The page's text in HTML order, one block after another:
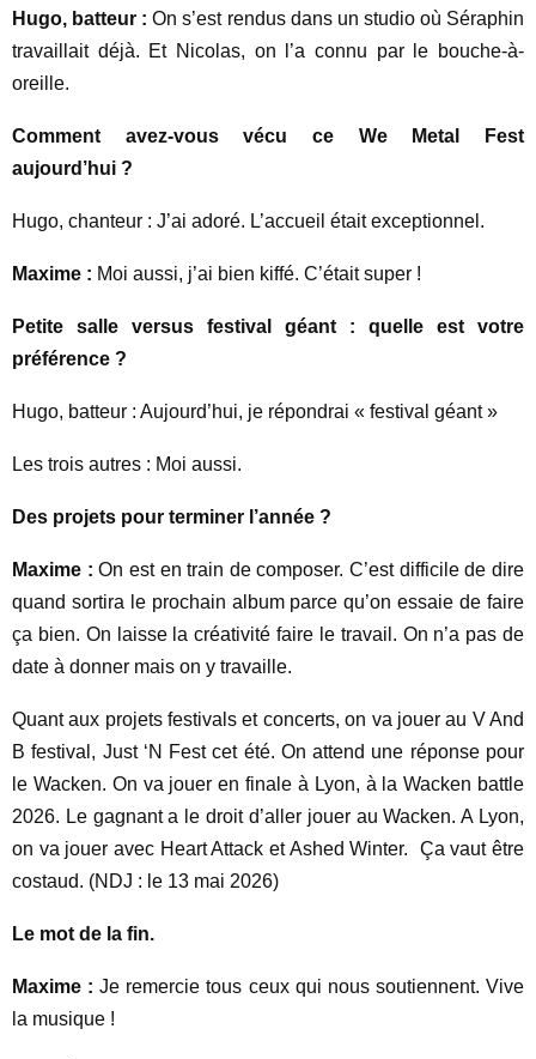
Hugo, batteur : On s’est rendus dans un studio où Séraphin
travaillait déjà. Et Nicolas, on l’a connu par le bouche-à-
oreille.
Comment avez-vous vécu ce We Metal Fest
aujourd’hui ?
Hugo, chanteur : J’ai adoré. L’accueil était exceptionnel.
Maxime : Moi aussi, j’ai bien kiffé. C’était super !
Petite salle versus festival géant : quelle est votre
préférence ?
Hugo, batteur : Aujourd’hui, je répondrai « festival géant »
Les trois autres : Moi aussi.
Des projets pour terminer l’année ?
Maxime : On est en train de composer. C’est difficile de dire
quand sortira le prochain album parce qu’on essaie de faire
ça bien. On laisse la créativité faire le travail. On n’a pas de
date à donner mais on y travaille.
Quant aux projets festivals et concerts, on va jouer au V And
B festival, Just ‘N Fest cet été. On attend une réponse pour
le Wacken. On va jouer en finale à Lyon, à la Wacken battle
2026. Le gagnant a le droit d’aller jouer au Wacken. A Lyon,
on va jouer avec Heart Attack et Ashed Winter. Ça vaut être
costaud. (NDJ : le 13 mai 2026)
Le mot de la fin.
Maxime : Je remercie tous ceux qui nous soutiennent. Vive
la musique !